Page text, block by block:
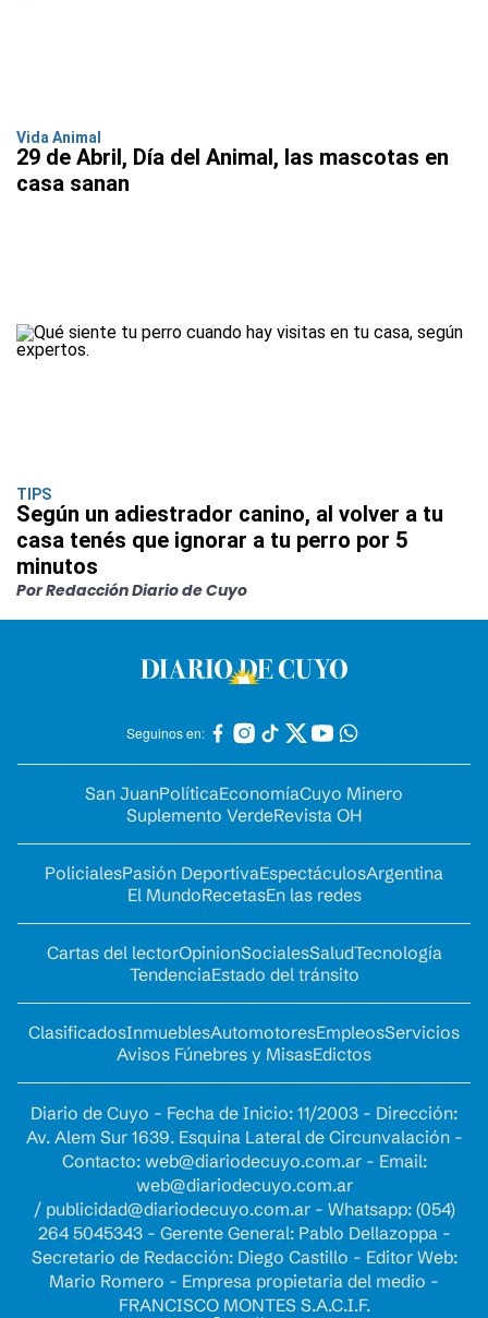
Vida Animal
29 de Abril, Día del Animal, las mascotas en
casa sanan
TIPS
Según un adiestrador canino, al volver a tu
casa tenés que ignorar a tu perro por 5
minutos
Por Redacción Diario de Cuyo
Seguinos en:
San JuanPolíticaEconomíaCuyo Minero
Suplemento VerdeRevista OH
PolicialesPasión DeportivaEspectáculosArgentina
El MundoRecetasEn las redes
Cartas del lectorOpinionSocialesSaludTecnología
TendenciaEstado del tránsito
ClasificadosInmueblesAutomotoresEmpleosServicios
Avisos Fúnebres y MisasEdictos
Diario de Cuyo - Fecha de Inicio: 11/2003 - Dirección:
Av. Alem Sur 1639. Esquina Lateral de Circunvalación -
Contacto: web@diariodecuyo.com.ar- Email:
web@diariodecuyo.com.ar
/ publicidad@diariodecuyo.com.ar- Whatsapp: (054)
264 5045343 - Gerente General: Pablo Dellazoppa -
Secretario de Redacción: Diego Castillo - Editor Web:
Mario Romero - Empresa propietaria del medio -
FRANCISCO MONTES S.A.C.I.F.